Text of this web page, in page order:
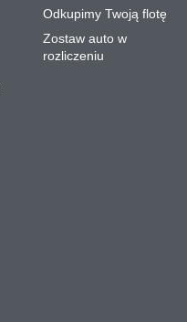
Odkupimy Twoją flotę
Zostaw auto w
rozliczeniu